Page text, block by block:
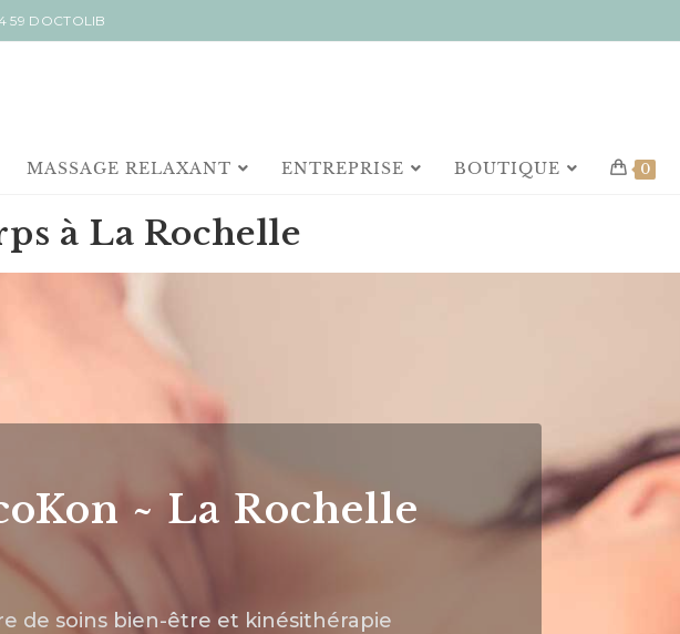
59 DOCTOLIB
MASSAGE RELAXANT ENTREPRISE BOUTIQUE 0
à La Rochelle
~ La Rochelle
de soins bien-être et kinésithérapie